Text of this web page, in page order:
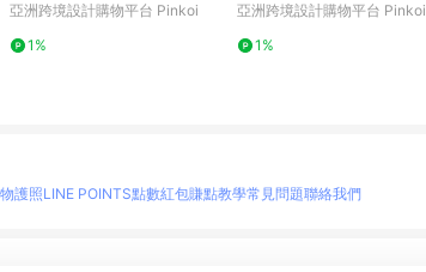
亞洲跨境設計購物平台 Pinkoi
1%
亞洲跨境設計購物平台 Pinkoi
1%
護照LINE POINTS點數紅包賺點教學常見問題聯絡我們